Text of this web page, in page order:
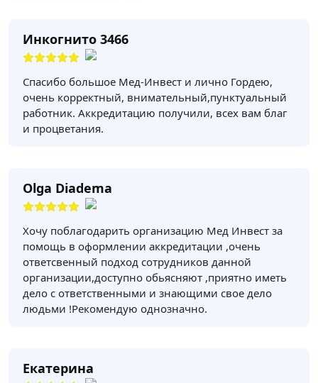
Инкогнито 3466
Спасибо большое Мед-Инвест и лично Гордею,
очень корректный, внимательный,пунктуальный
работник. Аккредитацию получили, всех вам благ
и процветания.
Olga Diadema
Хочу поблагодарить организацию Мед Инвест за
помощь в оформлении аккредитации ,очень
ответсвенный подход сотрудников данной
организации,доступно обьясняют ,приятно иметь
дело с ответственными и знающими свое дело
людьми !Рекомендую однозначно.
Екатерина